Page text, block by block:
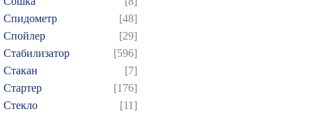
Спидометр
[48]
Спойлер
[29]
Стабилизатор
[596]
Стакан
[7]
Стартер
[176]
Стекло
[11]